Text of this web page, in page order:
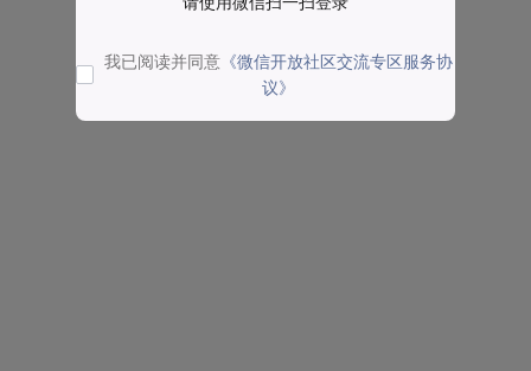
我已阅读并同意 《微信开放社区交流专区服务协
议》